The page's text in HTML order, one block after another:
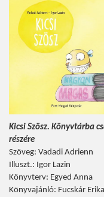
Kicsi Szösz. Könyvtárba
részére
Szöveg: Vadadi Adrienn
Illuszt.: Igor Lazin
Könyvterv: Egyed Anna
Könyvajánló: Fucskár